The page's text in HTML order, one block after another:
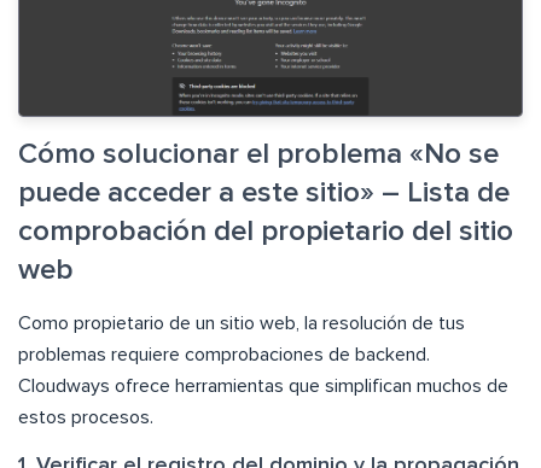
Cómo solucionar el problema «No se
puede acceder a este sitio» – Lista de
comprobación del propietario del sitio
web
Como propietario de un sitio web, la resolución de tus
problemas requiere comprobaciones de backend.
Cloudways ofrece herramientas que simplifican muchos de
estos procesos.